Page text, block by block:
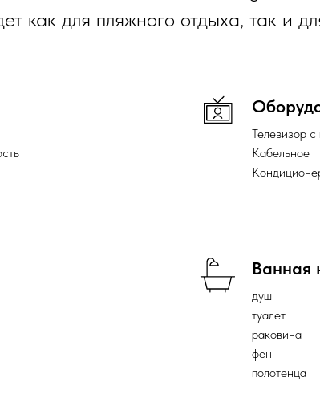
как для пляжного отдыха, так и
Телевизор
Кабельное
Ванная
душ
туалет
раковина
фен
полотенца